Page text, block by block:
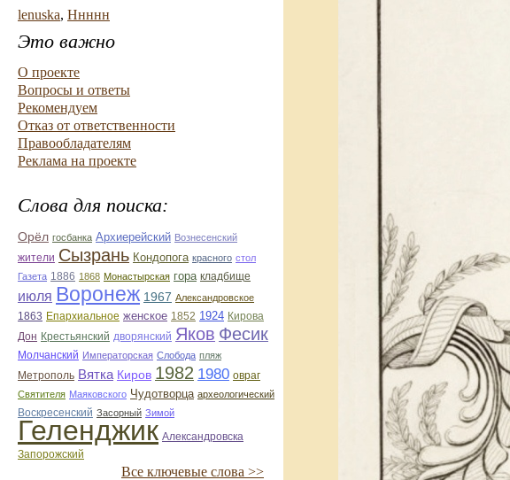
lenuska, Ннннн
Это важно
О проекте
Вопросы и ответы
Рекомендуем
Отказ от ответственности
Правообладателям
Реклама на проекте
Слова для поиска:
Орёл госбанка Архиерейский Вознесенский
жители Сызрань Кондопога красного стол
Газета 1886 1868 Монастырская гора кладбище
июля Воронеж 1967 Александровское
1863 Епархиальное женское 1852 1924 Кирова
Дон Крестьянский дворянский Яков Фесик
Молчанский Императорская Слобода пляж
Метрополь Вятка Киров 1982 1980 овраг
Святителя Маяковского Чудотворца археологический
Воскресенский Засорный Зимой
Геленджик Александровска
Запорожский
Все ключевые слова >>